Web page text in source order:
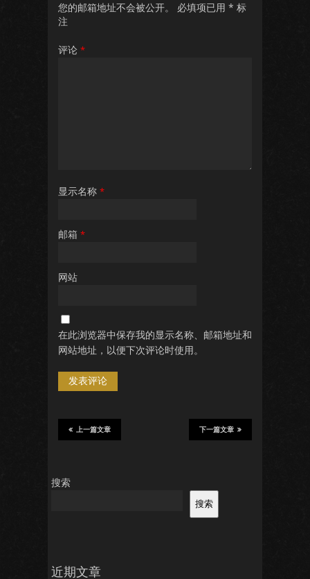
您的邮箱地址不会被公开。 必填项已用 * 标
注
评论 *
显示名称 *
邮箱 *
网站
在此浏览器中保存我的显示名称、邮箱地址和
网站地址，以便下次评论时使用。
下一篇文章
上一篇文章
搜索
搜索
近期文章